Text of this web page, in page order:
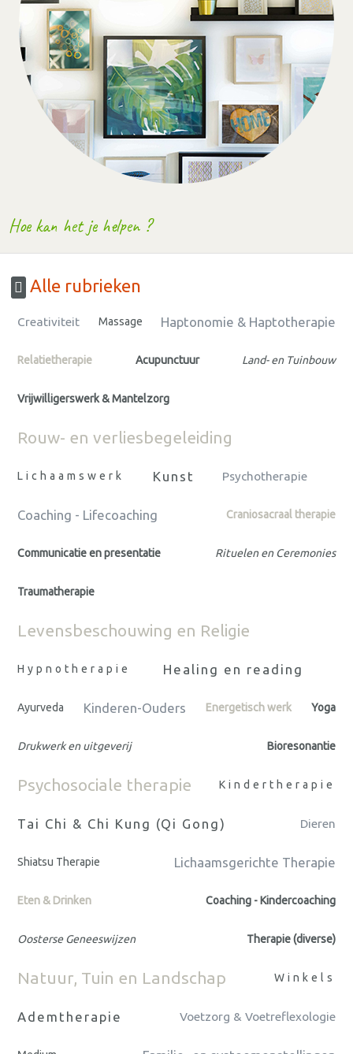
Hoe kan het je helpen ?
Alle rubrieken
Creativiteit Massage Haptonomie & Haptotherapie
Relatietherapie Acupunctuur Land- en Tuinbouw
Vrijwilligerswerk & Mantelzorg
Rouw- en verliesbegeleiding
Lichaamswerk Kunst Psychotherapie
Coaching - Lifecoaching Craniosacraal therapie
Communicatie en presentatie Rituelen en Ceremonies
Traumatherapie
Levensbeschouwing en Religie
Hypnotherapie Healing en reading
Ayurveda Kinderen-Ouders Energetisch werk Yoga
Drukwerk en uitgeverij Bioresonantie
Psychosociale therapie Kindertherapie
Tai Chi & Chi Kung (Qi Gong) Dieren
Shiatsu Therapie Lichaamsgerichte Therapie
Eten & Drinken Coaching - Kindercoaching
Oosterse Geneeswijzen Therapie (diverse)
Natuur, Tuin en Landschap Winkels
Ademtherapie Voetzorg & Voetreflexologie